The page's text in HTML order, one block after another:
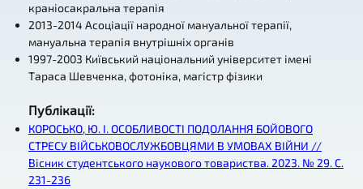
краніосакральна терапія
2013-2014 Асоціації народної мануальної терапії,
мануальна терапія внутрішніх органів
1997-2003 Київський національний університет імені
Тараса Шевченка, фотоніка, магістр фізики
Публікації:
КОРОСЬКО, Ю. І. ОСОБЛИВОСТІ ПОДОЛАННЯ БОЙОВОГО
СТРЕСУ ВІЙСЬКОВОСЛУЖБОВЦЯМИ В УМОВАХ ВІЙНИ //
Вісник студентського наукового товариства. 2023. № 29. С.
231-236